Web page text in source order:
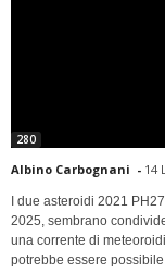
280
Albino Carbognani - 14
I due asteroidi 2021
2025, sembrano
una corrente di
potrebbe essere